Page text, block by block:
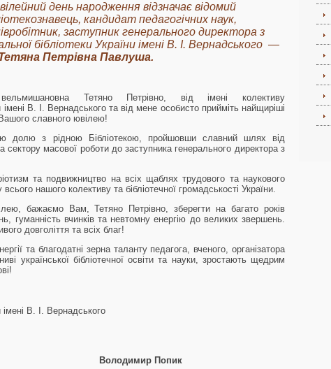
день народження відзначає відомий
кандидат педагогічних наук,
заступник генерального директора з
бібліотеки України імені В. І. Вернадського —
Петрівна Павлуша.
Тетяно Петрівно, від імені колективу
імені В. І. Вернадського та від мене особисто прийміть найщиріші
славного ювілею!
долю з рідною Бібліотекою, пройшовши славний шлях від
сектору масової роботи до заступника генерального директора з
та подвижництво на всіх щаблях трудового та наукового
нашого колективу та бібліотечної громадськості України.
бажаємо Вам, Тетяно Петрівно, зберегти на багато років
гуманність вчинків та невтомну енергію до великих звершень.
довголіття та всіх благ!
та благодатні зерна таланту педагога, вченого, організатора
української бібліотечної освіти та науки, зростають щедрим
імені В. І. Вернадського
наук
Володимир Попик